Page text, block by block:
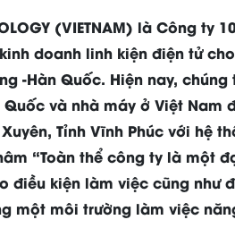
(VIETNAM) là Công ty
doanh linh kiện điện tử
-Hàn Quốc. Hiện nay,
và nhà máy ở Việt Nam
Tỉnh Vĩnh Phúc với hệ
“Toàn thể công ty là một
điều kiện làm việc cũng như
một môi trường làm việc